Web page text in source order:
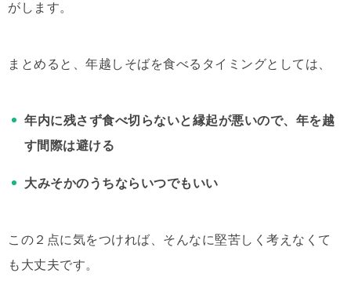
がします。
まとめると、年越しそばを食べるタイミングとしては、
年内に残さず食べ切らないと縁起が悪いので、年を越
す間際は避ける
大みそかのうちならいつでもいい
この２点に気をつければ、そんなに堅苦しく考えなくて
も大丈夫です。